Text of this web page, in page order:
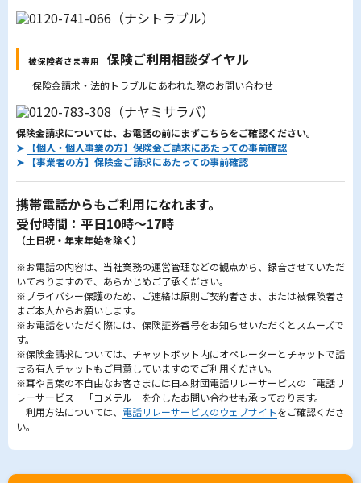
被保険者さま専用 保険ご利用相談ダイヤル
保険金請求・法的トラブルにあわれた際のお問い合わせ
保険金請求については、お電話の前にまずこちらをご確認ください。
➤
【個人・個人事業の方】保険金ご請求にあたっての事前確認
➤
【事業者の方】保険金ご請求にあたっての事前確認
携帯電話からもご利用になれます。
受付時間：平日10時～17時
（土日祝・年末年始を除く）
※お電話の内容は、当社業務の運営管理などの観点から、録音させていただ
いておりますので、あらかじめご了承ください。
※プライバシー保護のため、ご連絡は原則ご契約者さま、または被保険者さ
まご本人からお願いします。
※お電話をいただく際には、保険証券番号をお知らせいただくとスムーズで
す。
※保険金請求については、チャットボット内にオペレーターとチャットで話
せる有人チャットもご用意していますのでご利用ください。
※耳や言葉の不自由なお客さまには日本財団電話リレーサービスの「電話リ
レーサービス」「ヨメテル」を介したお問い合わせも承っております。
利用方法については、 電話リレーサービスのウェブサイトをご確認くださ
い。